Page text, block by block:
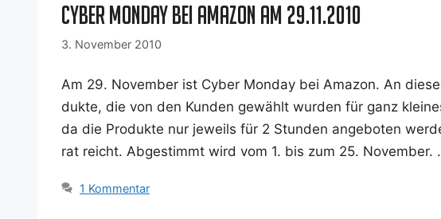
Cyber Monday bei Amazon am 29.11.2010
3. November 2010
Am 29. Novem­ber ist Cyber Mon­day bei Ama­zon. An
duk­te, die von den Kun­den gewählt wur­den für ganz
da die Pro­duk­te nur jeweils für 2 Stun­den ange­bo­ten
rat reicht. Abge­stimmt wird vom 1. bis zum 25. Novem­ber.
1 Kommentar